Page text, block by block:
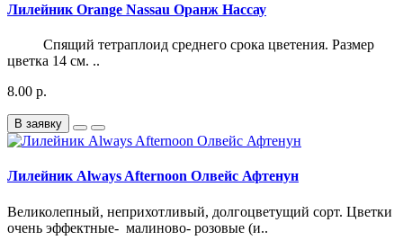
Лилейник Orange Nassau Оранж Нассау
Спящий тетраплоид среднего срока цветения. Размер
цветка 14 см. ..
8.00 р.
В заявку
Лилейник Always Afternoon Олвейс Афтенун
Великолепный, неприхотливый, долгоцветущий сорт. Цветки
очень эффектные- малиново- розовые (и..